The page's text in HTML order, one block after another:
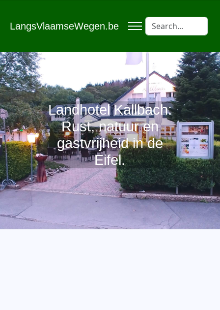
LangsVlaamseWegen.be
Landhotel Kallbach:
Rust, natuur en
gastvrijheid in de
Eifel.